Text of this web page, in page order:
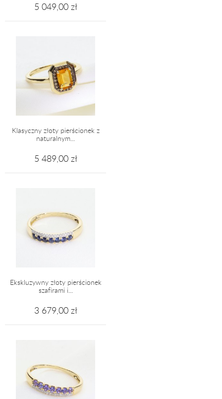
5 049,00 zł
Klasyczny złoty pierścionek z
naturalnym...
5 489,00 zł
Ekskluzywny złoty pierścionek
szafirami i...
3 679,00 zł